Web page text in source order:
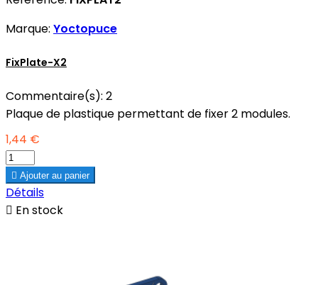
Marque: Yoctopuce
FixPlate-X2
Commentaire(s): 2
Plaque de plastique permettant de fixer 2 modules.
1,44 €
 Ajouter au panier
Détails
 En stock